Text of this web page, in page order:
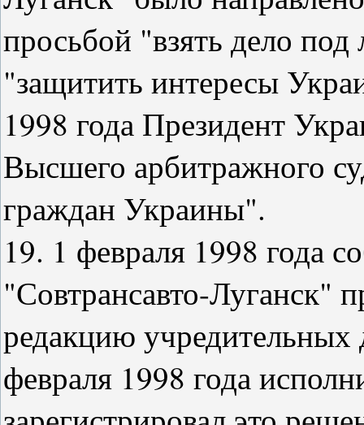
просьбой "взять дело
"защитить интересы
1998 года Президент
Высшего арбитражного
граждан Украины".
19. 1 февраля 1998 года
"Совтрансавто-Луганск"
редакцию
февраля 1998 года